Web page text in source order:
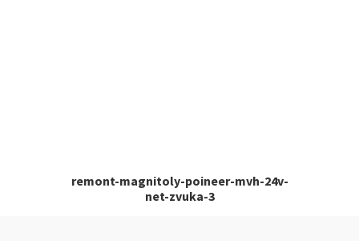
remont-magnitoly-poineer-mvh-24v-
net-zvuka-3